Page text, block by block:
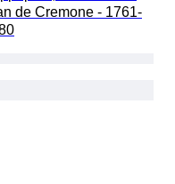
de Cremone - 1761-